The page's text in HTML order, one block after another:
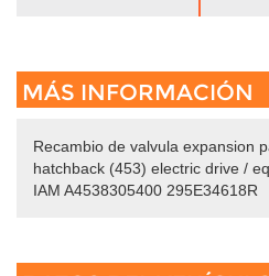
MÁS INFORMACIÓN
Recambio de valvula expansion
hatchback (453) electric drive /
IAM A4538305400 295E34618R